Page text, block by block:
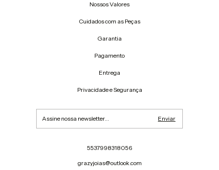
Nossos Valores
Cuidados com as Peças
Garantia
Pagamento
Entrega
Privacidade e Segurança
5537998318056
grazyjoias@outlook.com